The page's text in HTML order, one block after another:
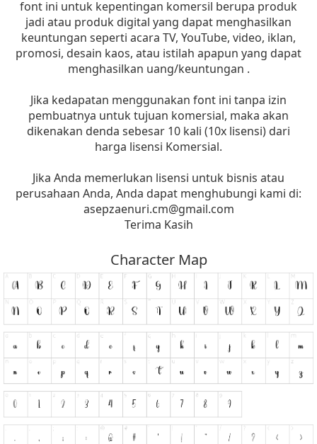
font ini untuk kepentingan komersil berupa produk
jadi atau produk digital yang dapat menghasilkan
keuntungan seperti acara TV, YouTube, video, iklan,
promosi, desain kaos, atau istilah apapun yang dapat
menghasilkan uang/keuntungan .
Jika kedapatan menggunakan font ini tanpa izin
pembuatnya untuk tujuan komersial, maka akan
dikenakan denda sebesar 10 kali (10x lisensi) dari
harga lisensi Komersial.
Jika Anda memerlukan lisensi untuk bisnis atau
perusahaan Anda, Anda dapat menghubungi kami di:
asepzaenuri.cm@gmail.com
Terima Kasih
Character Map